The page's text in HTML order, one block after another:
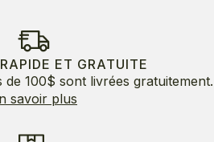
ET GRATUITE
de 100$ sont livrées gratuitement.
savoir plus